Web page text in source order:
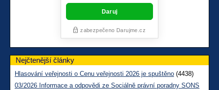
Nejčtenější články
Hlasování veřejnosti o Cenu veřejnosti 2026 je spuštěno (4438)
03/2026 Informace a odpovědi ze Sociálně právní poradny SONS